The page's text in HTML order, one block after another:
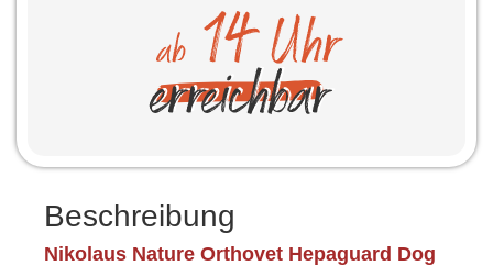
Beschreibung
Nikolaus Nature Orthovet Hepaguard Dog